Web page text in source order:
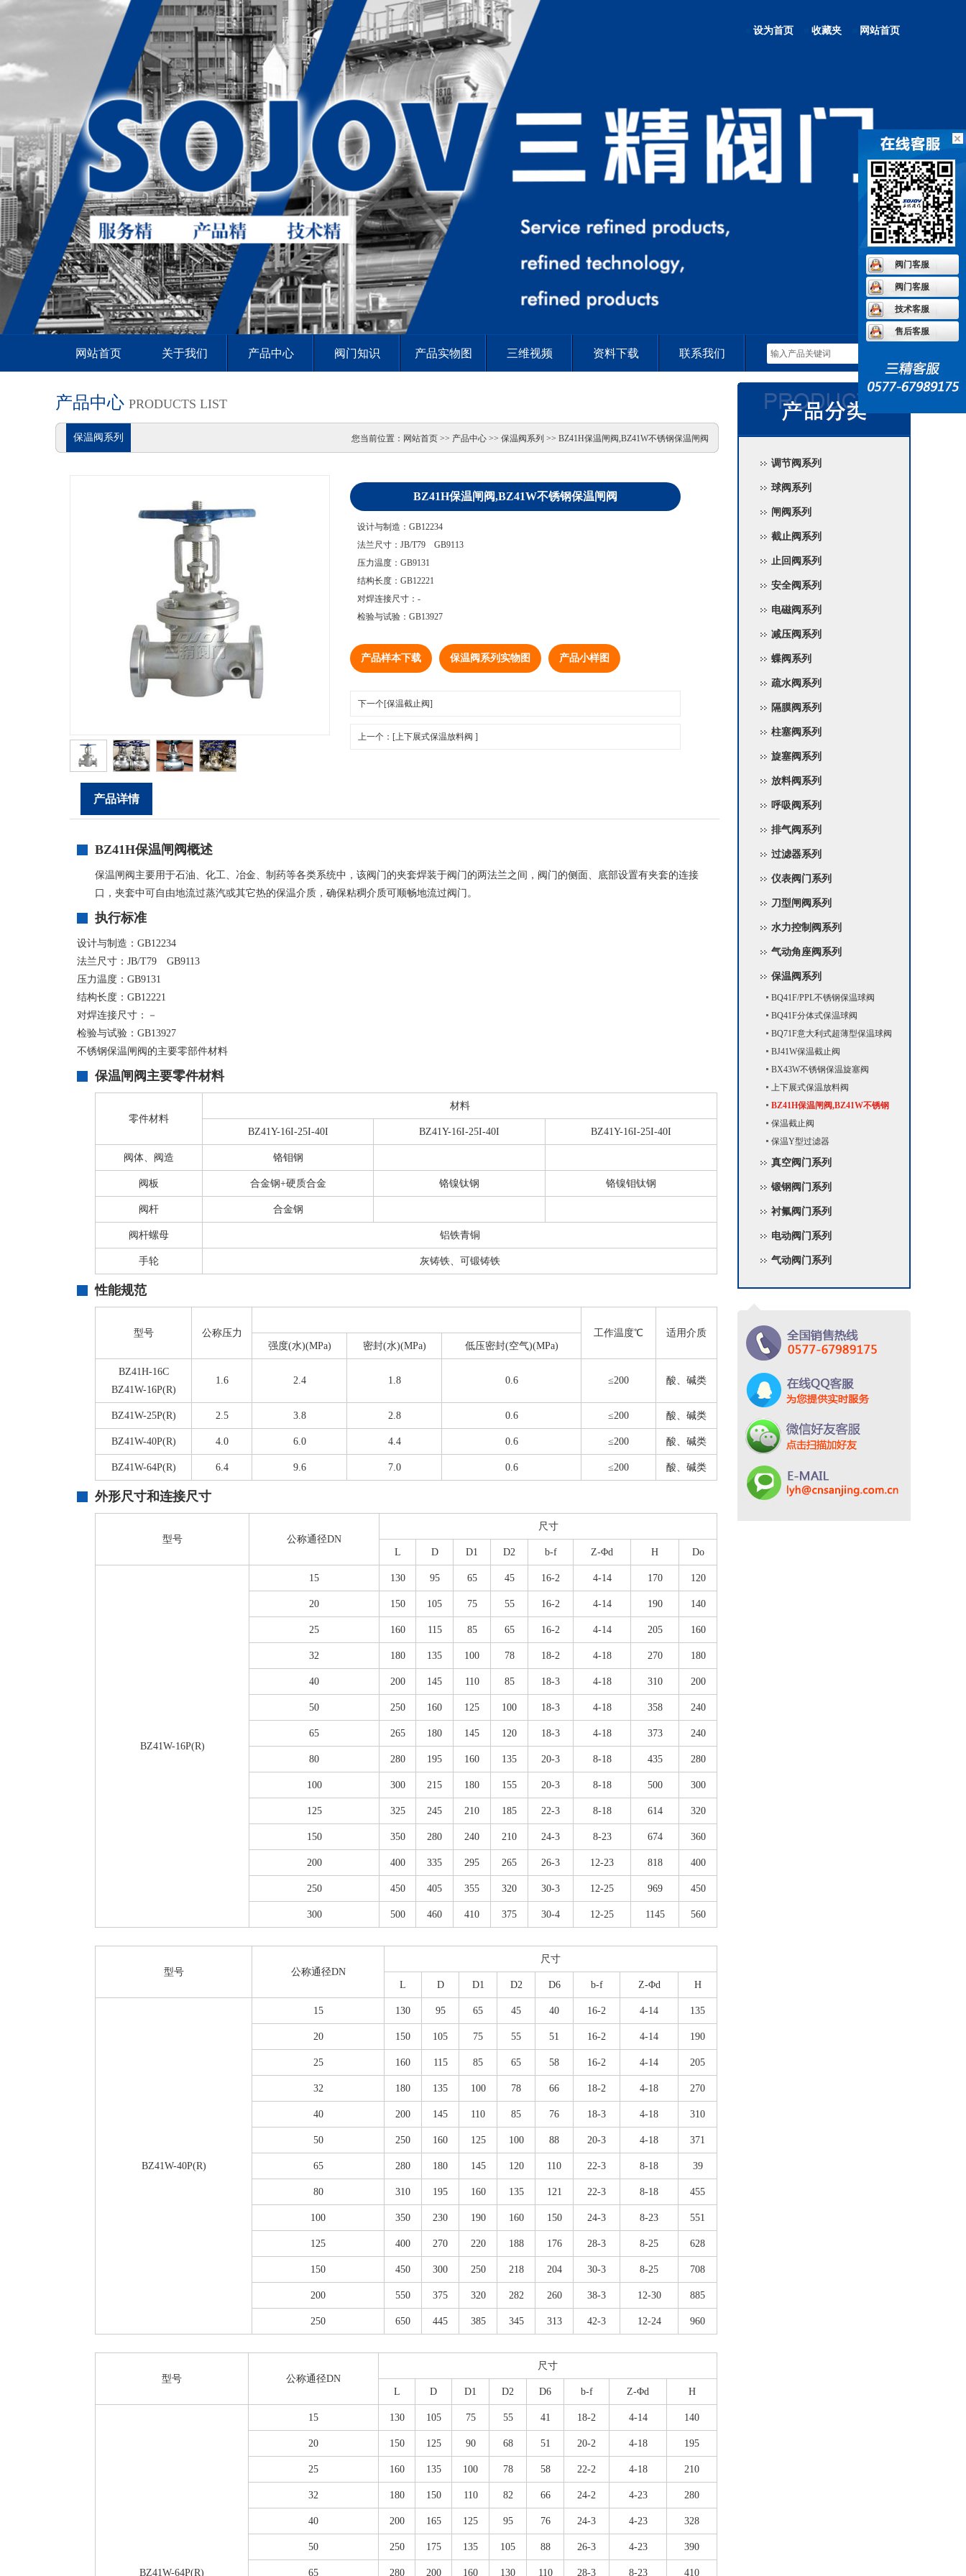
阀门客服
阀门客服
技术客服
售后客服
网站首页
收藏夹
设为首页
网站首页 关于我们 产品中心 阀门知识 产品实物图 三维视频 资料下载 联系我们
产品中心 PRODUCTS LIST
保温阀系列 您当前位置： 网站首页 >> 产品中心 >> 保温阀系列 >> BZ41H保温闸阀,BZ41W不锈钢保温闸阀
BZ41H保温闸阀,BZ41W不锈钢保温闸阀
设计与制造：GB12234
法兰尺寸：JB/T79 GB9113
压力温度：GB9131
结构长度：GB12221
对焊连接尺寸：-
检验与试验：GB13927
产品样本下载 保温阀系列实物图 产品小样图
下一个[保温截止阀]
上一个：[上下展式保温放料阀 ]
产品详情
BZ41H保温闸阀概述
保温闸阀主要用于石油、化工、冶金、制药等各类系统中，该阀门的夹套焊装于阀门的两法兰之间，阀门的侧面、底部设置有夹套的连接
口，夹套中可自由地流过蒸汽或其它热的保温介质，确保粘稠介质可顺畅地流过阀门。
执行标准
设计与制造：GB12234
法兰尺寸：JB/T79 GB9113
压力温度：GB9131
结构长度：GB12221
对焊连接尺寸：－
检验与试验：GB13927
不锈钢保温闸阀的主要零部件材料
保温闸阀主要零件材料
零件材料
材料
BZ41Y-16I-25I-40I BZ41Y-16I-25I-40I BZ41Y-16I-25I-40I
阀体、阀造 铬钼钢
阀板 合金钢+硬质合金 铬镍钛钢 铬镍钼钛钢
阀杆 合金钢
阀杆螺母 铝铁青铜
手轮 灰铸铁、可锻铸铁
性能规范
型号 公称压力 工作温度℃
适用介质
强度(水)(MPa)
密封(水)(MPa) 低压密封(空气)(MPa)
BZ41H-16C
BZ41W-16P(R)
1.6 2.4 1.8 0.6 ≤200 酸、碱类
BZ41W-25P(R) 2.5 3.8 2.8 0.6 ≤200 酸、碱类
BZ41W-40P(R) 4.0 6.0 4.4 0.6 ≤200 酸、碱类
BZ41W-64P(R) 6.4 9.6 7.0 0.6 ≤200 酸、碱类
外形尺寸和连接尺寸
型号 公称通径DN
尺寸
L D D1 D2 b-f Z-Φd H Do
BZ41W-16P(R)
15 130 95 65 45 16-2 4-14 170 120
20 150 105 75 55 16-2 4-14 190 140
25 160 115 85 65 16-2 4-14 205 160
32 180 135 100 78 18-2 4-18 270 180
40 200 145 110 85 18-3 4-18 310 200
50 250 160 125 100 18-3 4-18 358 240
65 265 180 145 120 18-3 4-18 373 240
80 280 195 160 135 20-3 8-18 435 280
100 300 215 180 155 20-3 8-18 500 300
125 325 245 210 185 22-3 8-18 614 320
150 350 280 240 210 24-3 8-23 674 360
200 400 335 295 265 26-3 12-23 818 400
250 450 405 355 320 30-3 12-25 969 450
300 500 460 410 375 30-4 12-25 1145 560
型号 公称通径DN
尺寸
L D D1 D2 D6 b-f Z-Φd H
BZ41W-40P(R)
15 130 95 65 45 40 16-2 4-14 135
20 150 105 75 55 51 16-2 4-14 190
25 160 115 85 65 58 16-2 4-14 205
32 180 135 100 78 66 18-2 4-18 270
40 200 145 110 85 76 18-3 4-18 310
50 250 160 125 100 88 20-3 4-18 371
65 280 180 145 120 110 22-3 8-18 39
80 310 195 160 135 121 22-3 8-18 455
100 350 230 190 160 150 24-3 8-23 551
125 400 270 220 188 176 28-3 8-25 628
150 450 300 250 218 204 30-3 8-25 708
200 550 375 320 282 260 38-3 12-30 885
250 650 445 385 345 313 42-3 12-24 960
型号 公称通径DN
尺寸
L D D1 D2 D6 b-f Z-Φd H
BZ41W-64P(R)
15 130 105 75 55 41 18-2 4-14 140
20 150 125 90 68 51 20-2 4-18 195
25 160 135 100 78 58 22-2 4-18 210
32 180 150 110 82 66 24-2 4-23 280
40 200 165 125 95 76 24-3 4-23 328
50 250 175 135 105 88 26-3 4-23 390
65 280 200 160 130 110 28-3 8-23 410
调节阀系列
球阀系列
闸阀系列
截止阀系列
止回阀系列
安全阀系列
电磁阀系列
减压阀系列
蝶阀系列
疏水阀系列
隔膜阀系列
柱塞阀系列
旋塞阀系列
放料阀系列
呼吸阀系列
排气阀系列
过滤器系列
仪表阀门系列
刀型闸阀系列
水力控制阀系列
气动角座阀系列
保温阀系列
BQ41F/PPL不锈钢保温球阀
BQ41F分体式保温球阀
BQ71F意大利式超薄型保温球阀
BJ41W保温截止阀
BX43W不锈钢保温旋塞阀
上下展式保温放料阀
BZ41H保温闸阀,BZ41W不锈钢
保温闸阀
保温截止阀
保温Y型过滤器
真空阀门系列
锻钢阀门系列
衬氟阀门系列
电动阀门系列
气动阀门系列